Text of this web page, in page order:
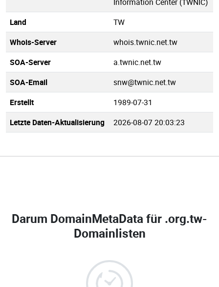
Land
TW
Whois-Server
whois.twnic.net.tw
SOA-Server
a.twnic.net.tw
SOA-Email
snw@twnic.net.tw
Erstellt
1989-07-31
Letzte Daten-Aktualisierung
2026-08-07 20:03:23
Darum DomainMetaData für .org.tw-
Domainlisten